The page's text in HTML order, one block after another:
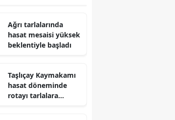
Ağrı tarlalarında
hasat mesaisi yüksek
beklentiyle başladı
Taşlıçay Kaymakamı
hasat döneminde
rotayı tarlalara